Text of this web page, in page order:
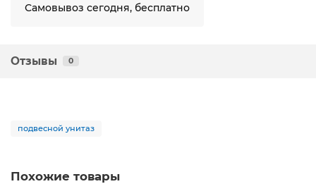
Самовывоз сегодня, бесплатно
Отзывы 0
подвесной унитаз
Похожие товары